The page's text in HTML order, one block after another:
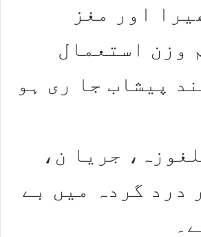
اور مغز
وزن استعمال
پیشاب جا ری ہو
چلغوزہ، جریا ن،
درد گردہ میں بے